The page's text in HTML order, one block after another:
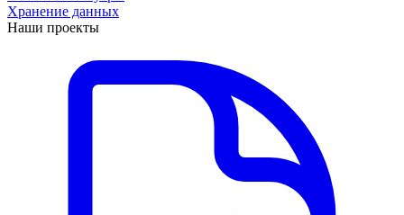
Хранение данных
Наши проекты